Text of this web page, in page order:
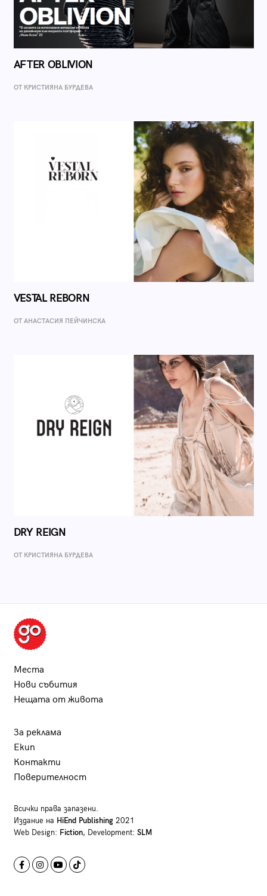
AFTER OBLIVION
ОТ КРИСТИЯНА БУРДЕВА
VESTAL REBORN
ОТ AНАСТАСИЯ ПЕЙЧИНСКА
DRY REIGN
ОТ КРИСТИЯНА БУРДЕВА
Места
Нови събития
Нещата от живота
За реклама
Екип
Контакти
Поверителност
Всички права запазени.
Издание на HiEnd Publishing2021
Web Design: Fiction, Development: SLM